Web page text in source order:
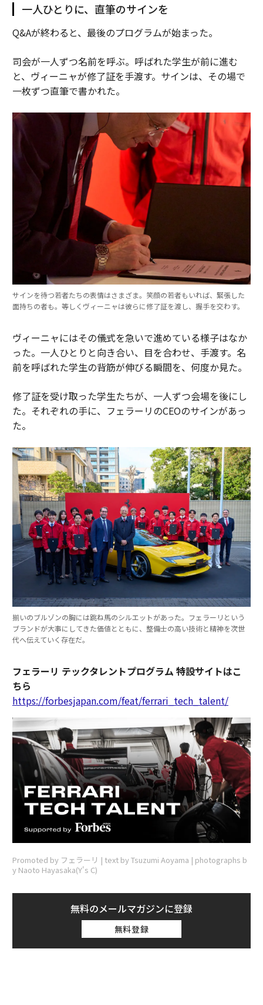
一人ひとりに、直筆のサインを
Q&Aが終わると、最後のプログラムが始まった。
司会が一人ずつ名前を呼ぶ。呼ばれた学生が前に進む
と、ヴィーニャが修了証を手渡す。サインは、その場で
一枚ずつ直筆で書かれた。
サインを待つ若者たちの表情はさまざま。笑顔の若者もいれば、緊張した
面持ちの者も。等しくヴィーニャは彼らに修了証を渡し、握手を交わす。
ヴィーニャにはその儀式を急いで進めている様子はなか
った。一人ひとりと向き合い、目を合わせ、手渡す。名
前を呼ばれた学生の背筋が伸びる瞬間を、何度か見た。
修了証を受け取った学生たちが、一人ずつ会場を後にし
た。それぞれの手に、フェラーリのCEOのサインがあっ
た。
揃いのブルゾンの胸には跳ね馬のシルエットがあった。フェラーリという
ブランドが大事にしてきた価値とともに、整備士の高い技術と精神を次世
代へ伝えていく存在だ。
フェラーリ テックタレントプログラム 特設サイトはこ
ちら
https://forbesjapan.com/feat/ferrari_tech_talent/
Promoted by フェラーリ | text by Tsuzumi Aoyama | photographs b
y Naoto Hayasaka(Y's C)
無料のメールマガジンに登録
無料登録